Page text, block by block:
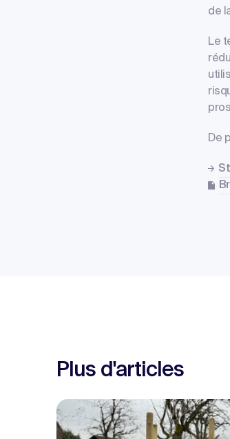
de
Le
De
Plus d'articles